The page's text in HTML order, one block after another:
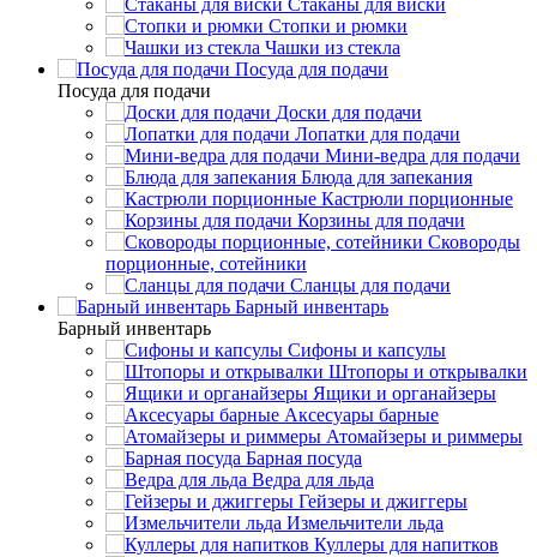
Стопки и рюмки
Чашки из стекла
Посуда для подачи
Посуда для подачи
Доски для подачи
Лопатки для подачи
Мини-ведра для подачи
Блюда для запекания
Кастрюли порционные
Корзины для подачи
Сковороды
порционные, сотейники
Сланцы для подачи
Барный инвентарь
Барный инвентарь
Сифоны и капсулы
Штопоры и открывалки
Ящики и органайзеры
Аксесуары барные
Атомайзеры и риммеры
Барная посуда
Ведра для льда
Гейзеры и джиггеры
Измельчители льда
Куллеры для напитков